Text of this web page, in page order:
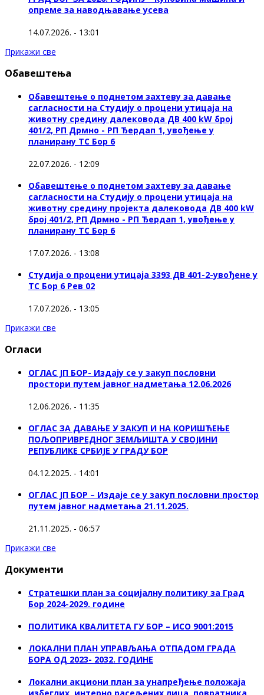
опреме за наводњавање усева
14.07.2026. - 13:01
Прикажи све
Обавештења
Обавештење о поднетом захтеву за давање
сагласности на Студију о процени утицаја на
животну средину далековода ДВ 400 kW број
401/2, РП Дрмно - РП Ђердап 1, увођење у
планирану ТС Бор 6
22.07.2026. - 12:09
Обавештење о поднетом захтеву за давање
сагласности на Студију о процени утицаја на
животну средину пројекта далековода ДВ 400 kW
број 401/2, РП Дрмно - РП Ђердап 1, увођење у
планирану ТС Бор 6
17.07.2026. - 13:08
Студија о процени утицаја 3393 ДВ 401-2-увођене у
ТС Бор 6 Рев 02
17.07.2026. - 13:05
Прикажи све
Огласи
ОГЛАС ЈП БОР- Издају се у закуп пословни
простори путем јавног надметања 12.06.2026
12.06.2026. - 11:35
ОГЛАС ЗА ДАВАЊЕ У ЗАКУП И НА КОРИШЋЕЊЕ
ПОЉОПРИВРЕДНОГ ЗЕМЉИШТА У СВОЈИНИ
РЕПУБЛИКЕ СРБИЈЕ У ГРАДУ БОР
04.12.2025. - 14:01
ОГЛАС ЈП БОР – Издаје се у закуп пословни простор
путем јавног надметања 21.11.2025.
21.11.2025. - 06:57
Прикажи све
Документи
Стратешки план за социјалну политику за Град
Бор 2024-2029. године
ПОЛИТИКА КВАЛИТЕТА ГУ БОР – ИСО 9001:2015
ЛОКАЛНИ ПЛАН УПРАВЉАЊА ОТПАДОМ ГРАДА
БОРА ОД 2023- 2032. ГОДИНЕ
Локални акциони план за унапређење положаја